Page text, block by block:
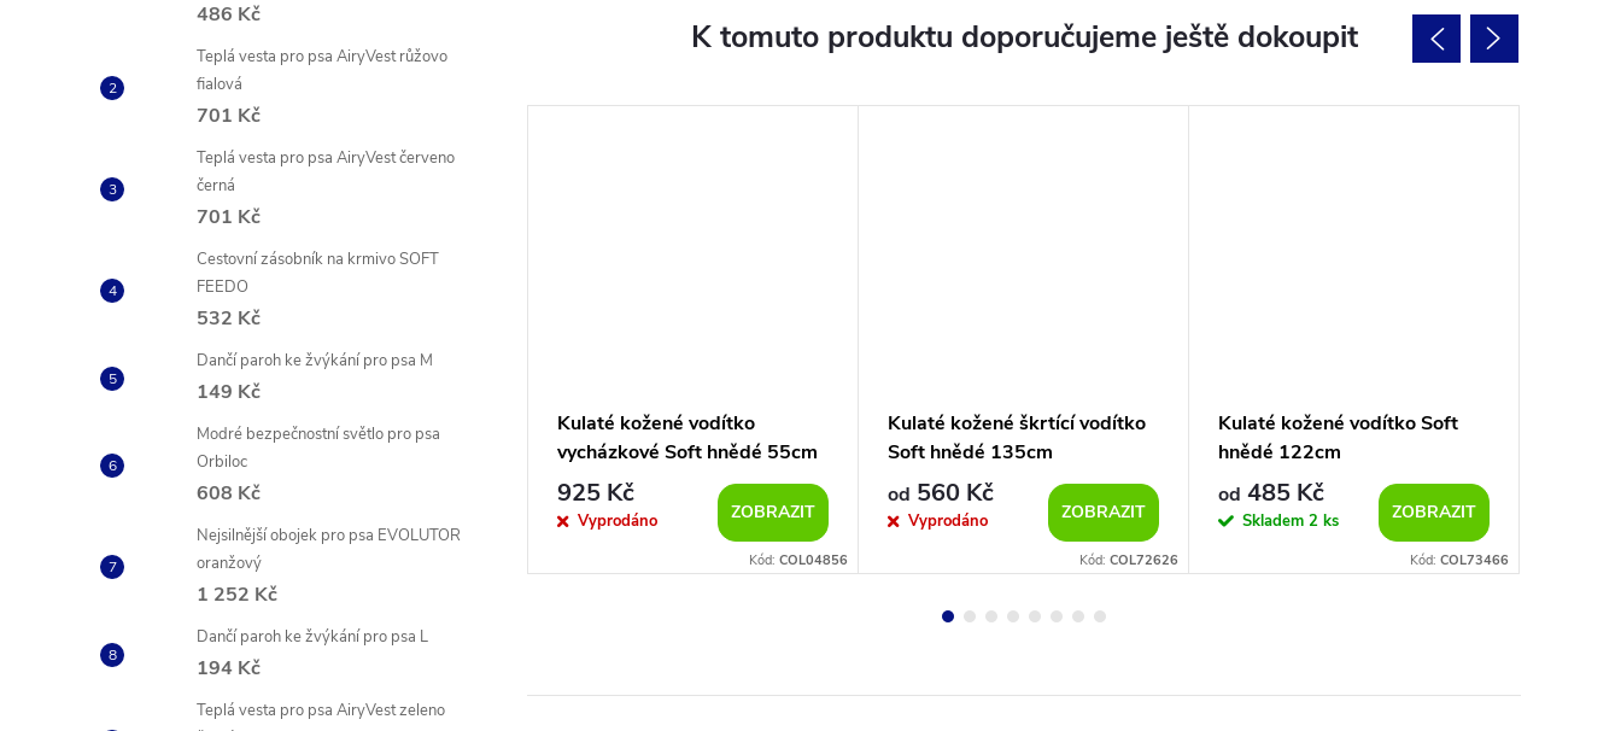
486 Kč
Teplá vesta pro psa AiryVest růžovo
fialová
701 Kč
Teplá vesta pro psa AiryVest červeno
černá
701 Kč
Cestovní zásobník na krmivo SOFT
FEEDO
532 Kč
Dančí paroh ke žvýkání pro psa M
149 Kč
Modré bezpečnostní světlo pro psa
Orbiloc
608 Kč
Nejsilnější obojek pro psa EVOLUTOR
oranžový
1 252 Kč
Dančí paroh ke žvýkání pro psa L
194 Kč
Teplá vesta pro psa AiryVest zeleno
K tomuto produktu doporučujeme ještě dokoupit
Kód:COL34445
Kulaté kožené škrtící vodítko
modré 135cm
od473 Kč
Kulaté kožené vodítko
vycházkové Soft hnědé 55cm
925 Kč
Vyprodáno ZOBRAZIT
Kód: COL04856
Kulaté kožené škrtící vodítko
Soft hnědé 135cm
od 560 Kč
Vyprodáno ZOBRAZIT
Kód: COL72626
Kulaté kožené vodítko Soft
hnědé 122cm
od 485 Kč
Skladem 2 ks ZOBRAZIT
Kód: COL73466